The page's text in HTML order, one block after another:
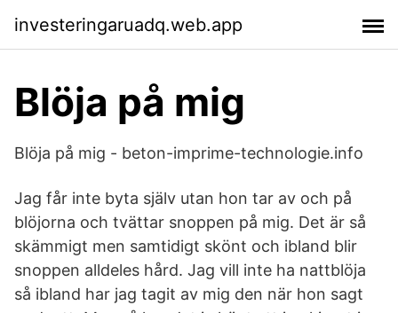
investeringaruadq.web.app
Blöja på mig
Blöja på mig - beton-imprime-technologie.info
Jag får inte byta själv utan hon tar av och på
blöjorna och tvättar snoppen på mig. Det är så
skämmigt men samtidigt skönt och ibland blir
snoppen alldeles hård. Jag vill inte ha nattblöja
så ibland har jag tagit av mig den när hon sagt